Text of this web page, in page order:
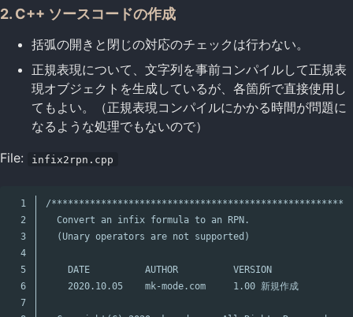
2. C++ ソースコードの作成
括弧の開きと閉じの対応のチェックは行わない。
正規表現について、文字列を事前コンパイルして正規表
現オブジェクトを生成しているが、各箇所で直接使用し
てもよい。（正規表現コンパイルにかかる時間が問題に
なるような処理でもないので）
File:
infix2rpn.cpp
1
2
3
4
5
6
7
/
  Convert an infix formula to an RPN.
  (Unary operators are not supported)
    DATE          AUTHOR          VERSION
    2020.10.05    mk-mode.com     1.00 新規作成